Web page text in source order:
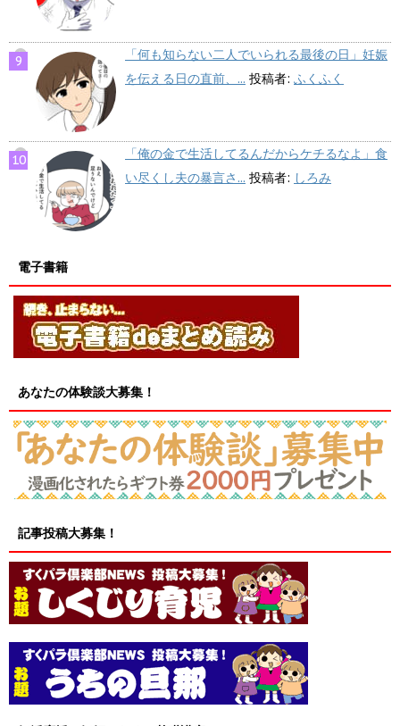
「何も知らない二人でいられる最後の日」妊娠
を伝える日の直前、... 投稿者: ふくふく
「俺の金で生活してるんだからケチるなよ」食
い尽くし夫の暴言さ... 投稿者: しろみ
電子書籍
あなたの体験談大募集！
記事投稿大募集！